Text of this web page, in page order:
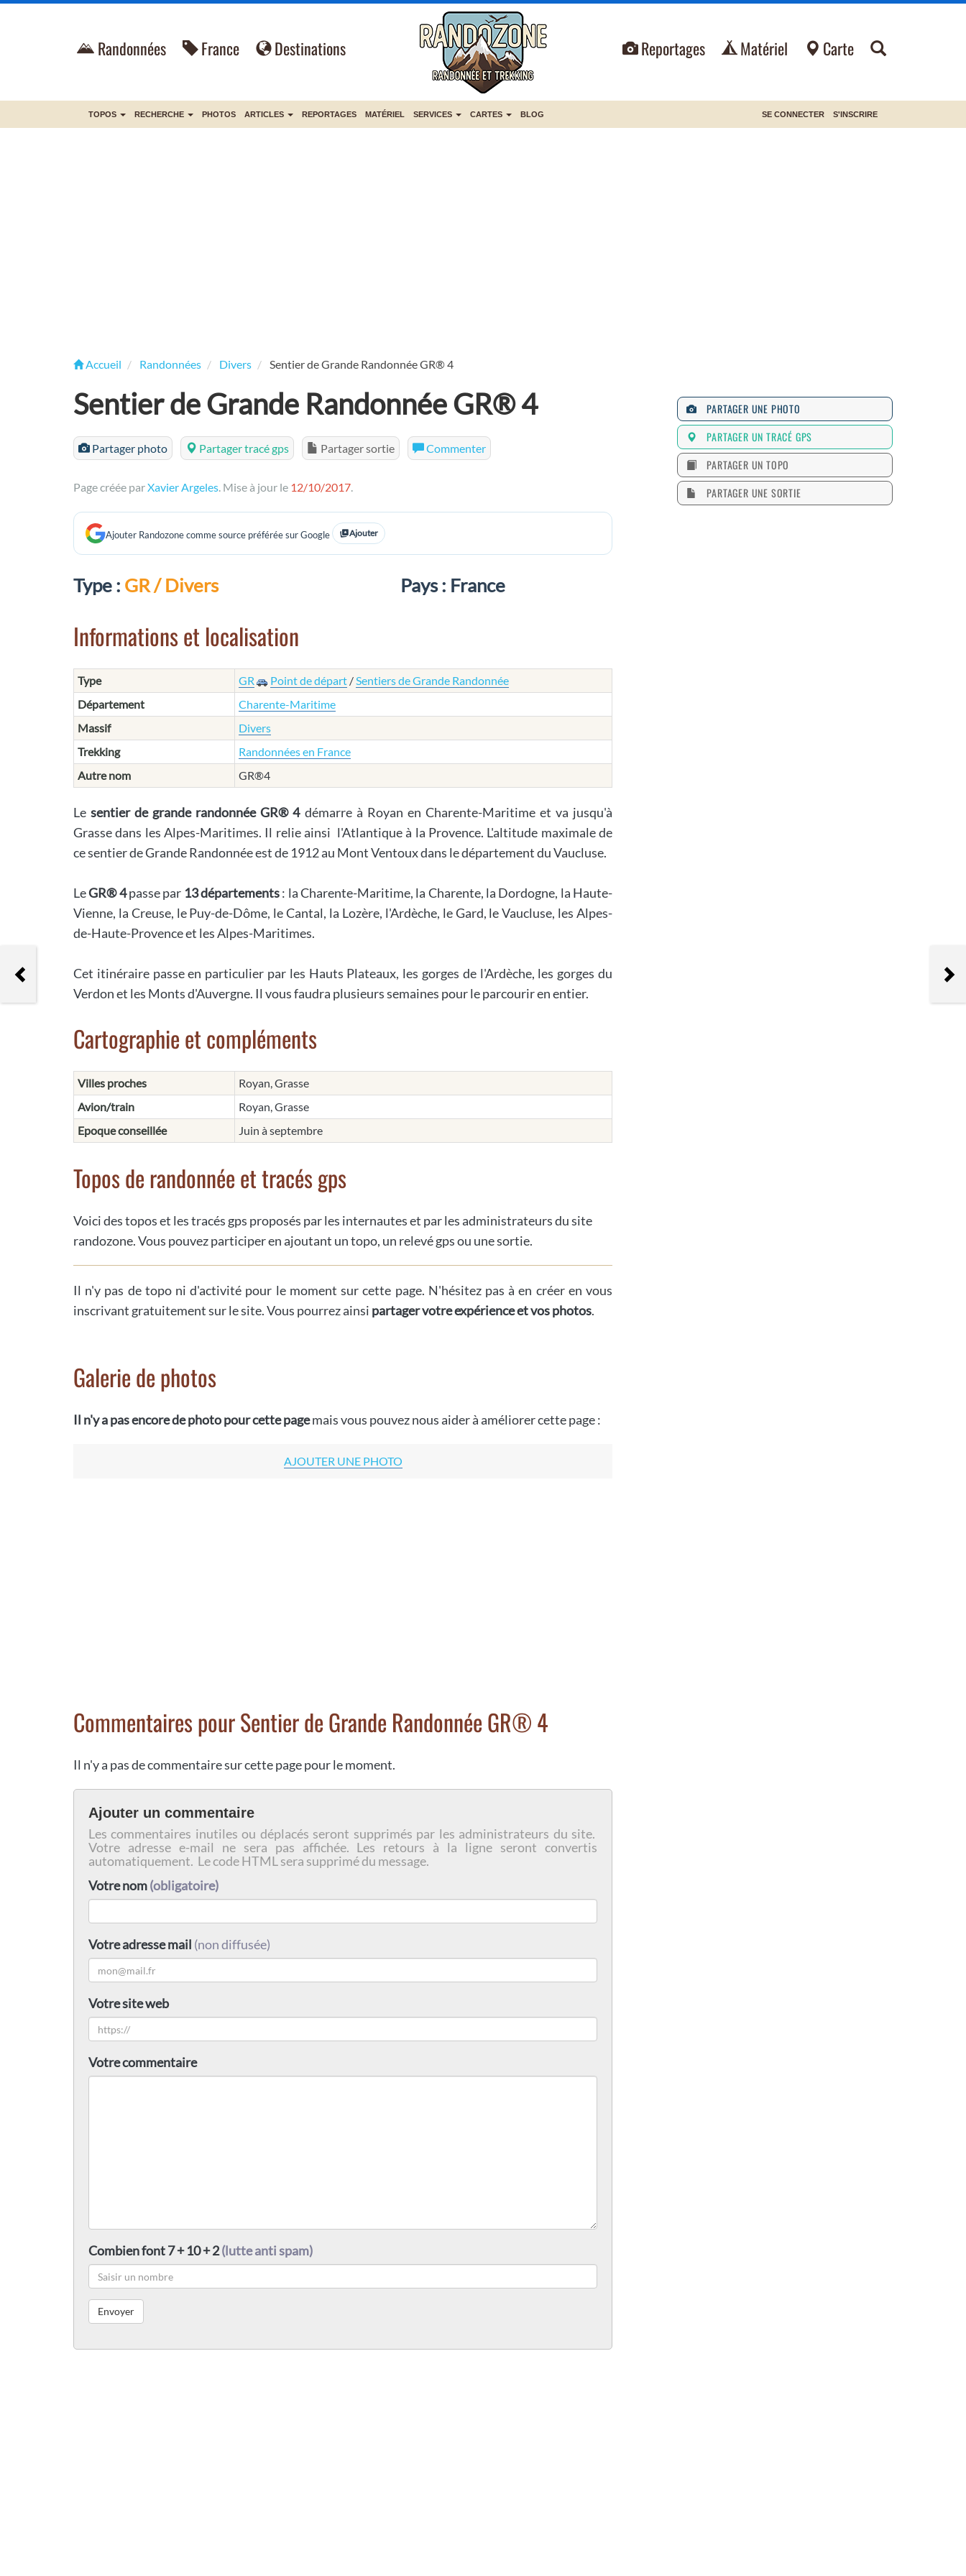
Randonnées France Destinations Reportages Matériel Carte
TOPOS RECHERCHE PHOTOS ARTICLES REPORTAGES MATÉRIEL SERVICES CARTES BLOG SE CONNECTER S'INSCRIRE
Accueil Randonnées Divers Sentier de Grande Randonnée GR® 4
Sentier de Grande Randonnée GR® 4
Partager photo Partager tracé gps Partager sortie Commenter
Page créée parXavier Argeles. Mise à jour le 12/10/2017.
Ajouter Randozone comme source préférée sur Google Ajouter
Type : GR / Divers Pays : France
Informations et localisation
Type GR Point de départ /Sentiers de Grande Randonnée
Département
Charente-Maritime
Massif
Divers
Trekking
Randonnées en France
Autre nom
GR®4
Lesentier de grande randonnée GR®4démarre à Royan en Charente-Maritime et va jusqu'à
Grasse dans les Alpes-Maritimes. Il relie ainsi l'Atlantique à la Provence. L'altitude maximale de
ce sentier de Grande Randonnée est de 1912 au Mont Ventoux dans le département du Vaucluse.
LeGR®4passe par 13 départements: la Charente-Maritime, la Charente, la Dordogne, la Haute-
Vienne, la Creuse, le Puy-de-Dôme, le Cantal, la Lozère, l'Ardèche, le Gard, le Vaucluse, les Alpes-
de-Haute-Provence et les Alpes-Maritimes.
Cet itinéraire passe en particulier par les Hauts Plateaux, les gorges de l'Ardèche, les gorges du
Verdon et les Monts d'Auvergne. Il vous faudra plusieurs semaines pour le parcourir en entier.
Cartographie et compléments
Villes proches
Royan, Grasse
Avion/train
Royan, Grasse
Epoque conseillée
Juin à septembre
Topos de randonnée et tracés gps
Voici des topos et les tracés gps proposés par les internautes et par les administrateurs du site
randozone. Vous pouvez participer en ajoutant un topo, un relevé gps ou une sortie.
Il n'y pas de topo ni d'activité pour le moment sur cette page. N'hésitez pas à en créer en vous
inscrivant gratuitement sur le site. Vous pourrez ainsi partager votre expérience et vos photos.
Galerie de photos
Il n'y a pas encore de photo pour cette pagemais vous pouvez nous aider à améliorer cette page :
AJOUTER UNE PHOTO
Commentaires pour Sentier de Grande Randonnée GR® 4
Il n'y a pas de commentaire sur cette page pour le moment.
Ajouter un commentaire
Les commentaires inutiles ou déplacés seront supprimés par les administrateurs du site.
Votre adresse e-mail ne sera pas affichée. Les retours à la ligne seront convertis
automatiquement. Le code HTML sera supprimé du message.
Votre nom(obligatoire)
Votre adresse mail (non diffusée)
Votre site web
Votre commentaire
Combien font 7 + 10 + 2(lutte anti spam)
Mont Vial
PARTAGER UNE PHOTO
PARTAGER UN TRACÉ GPS
PARTAGER UN TOPO
PARTAGER UNE SORTIE